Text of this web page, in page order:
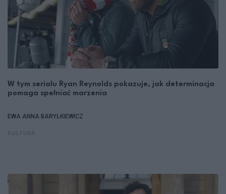
W tym serialu Ryan Reynolds pokazuje, jak determinacja
pomaga spełniać marzenia
EWA ANNA BARYŁKIEWICZ